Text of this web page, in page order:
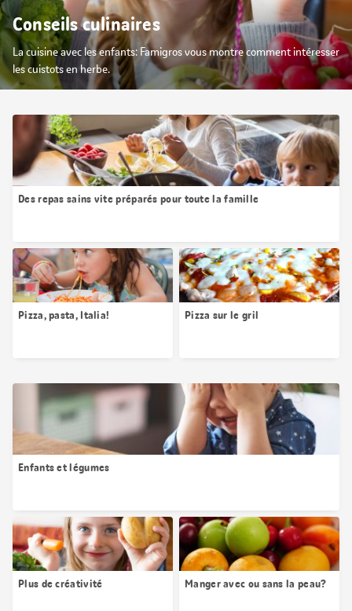
Conseils culinaires
La cuisine avec les enfants: Famigros vous montre comment intéresser
les cuistots en herbe.
Des repas sains vite préparés pour toute la famille
Pizza, pasta, Italia! Pizza sur le gril
Enfants et légumes
Plus de créativité Manger avec ou sans la peau?